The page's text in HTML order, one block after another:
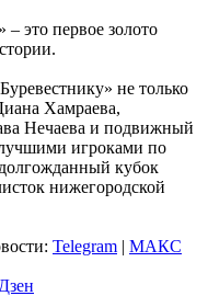
– это первое золото
не только
Хамраева,
Нечаева и подвижный
игроками по
кубок
нижегородской
Telegram | MAКС
Дзен